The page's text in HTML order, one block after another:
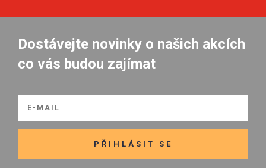
Dostávejte novinky o našich akcích
co vás budou zajímat
PŘIHLÁSIT SE